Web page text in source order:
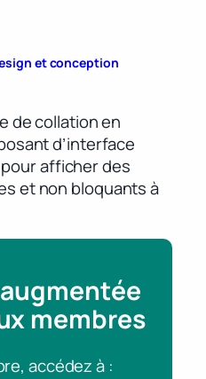
et conception
de collation en
d’interface
afficher des
et non bloquants à
membres
accédez à :